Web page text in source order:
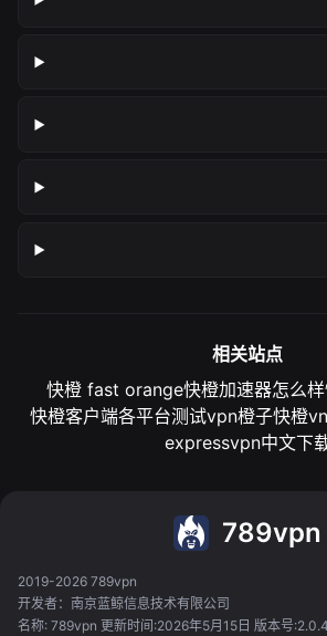
相关站点
快橙 fast orange快橙加速器怎么样
快橙客户端各平台测试vpn橙子快橙
expressvpn中文下
789vpn
2019-2026 789vpn
开发者：南京蓝鲸信息技术有限公司
名称: 789vpn 更新时间:2026年5月15日 版本号:2.0.4